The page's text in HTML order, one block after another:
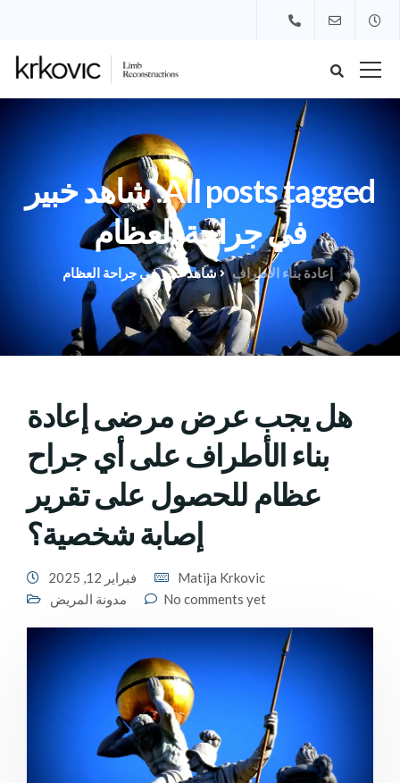
All posts tagged: شاهد خبير
في جراحة العظام
إعادة بناء الأطراف شاهد خبير في جراحة العظام
هل يجب عرض مرضى إعادة
بناء الأطراف على أي جراح
عظام للحصول على تقرير
إصابة شخصية؟
فبراير 12, 2025
Matija Krkovic
مدونة المريض
No comments yet